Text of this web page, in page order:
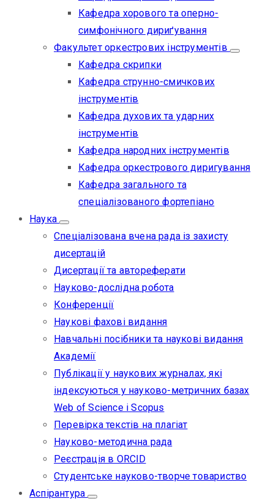
Кафедра хорового та оперно-
симфонічного дириґування
Факультет оркестрових інструментів
Кафедра скрипки
Кафедра струнно-смичкових
інструментів
Кафедра духових та ударних
інструментів
Кафедра народних інструментів
Кафедра оркестрового диригування
Кафедра загального та
спеціалізованого фортепіано
Наука
Спеціалізована вчена рада із захисту
дисертацій
Дисертації та автореферати
Науково-дослідна робота
Конференції
Наукові фахові видання
Навчальні посібники та наукові видання
Академії
Публікації у наукових журналах, які
індексуються у науково-метричних базах
Web of Science i Scopus
Перевірка текстів на плагіат
Науково-методична рада
Реєстрація в ORCID
Студентське науково-творче товариство
Аспірантура